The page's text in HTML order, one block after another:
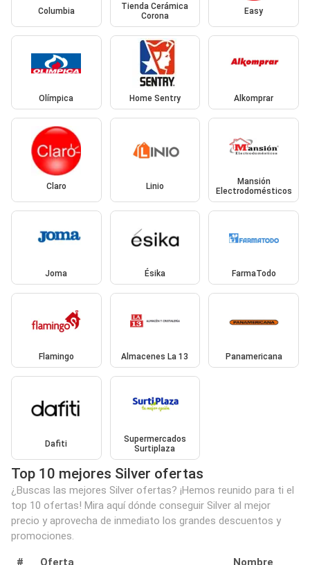
Columbia
Tienda Cerámica
Corona
Easy
Olímpica Home Sentry Alkomprar
Claro Linio
Mansión
Electrodomésticos
Joma Ésika FarmaTodo
Flamingo Almacenes La 13 Panamericana
Dafiti
Supermercados
Surtiplaza
Top 10 mejores Silver ofertas
¿Buscas las mejores Silver ofertas? ¡Hemos reunido para ti el
top 10 ofertas! Mira aquí dónde conseguir Silver al mejor
precio y aprovecha de inmediato los grandes descuentos y
promociones.
# Oferta Nombre